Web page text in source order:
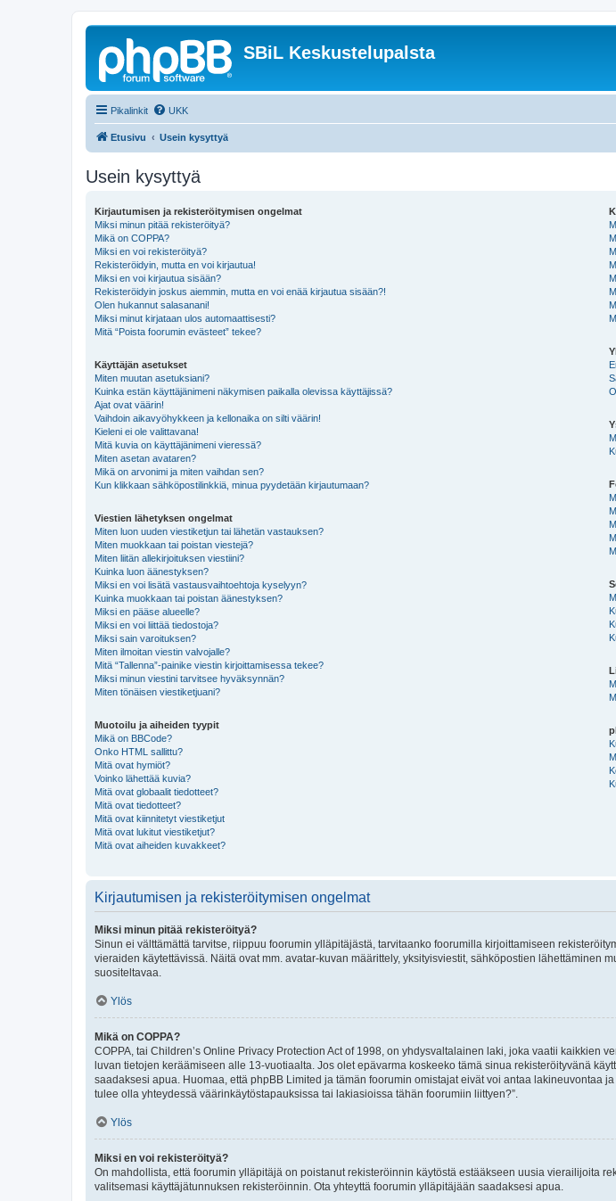
SBiL Keskustelupalsta
Pikalinkit UKK
Etusivu Usein kysyttyä
Usein kysyttyä
Kirjautumisen ja rekisteröitymisen ongelmat
Miksi minun pitää rekisteröityä?
Mikä on COPPA?
Miksi en voi rekisteröityä?
Rekisteröidyin, mutta en voi kirjautua!
Miksi en voi kirjautua sisään?
Rekisteröidyin joskus aiemmin, mutta en voi enää kirjautua sisään?!
Olen hukannut salasanani!
Miksi minut kirjataan ulos automaattisesti?
Mitä “Poista foorumin evästeet” tekee?
Käyttäjän asetukset
Miten muutan asetuksiani?
Kuinka estän käyttäjänimeni näkymisen paikalla olevissa käyttäjissä?
Ajat ovat väärin!
Vaihdoin aikavyöhykkeen ja kellonaika on silti väärin!
Kieleni ei ole valittavana!
Mitä kuvia on käyttäjänimeni vieressä?
Miten asetan avataren?
Mikä on arvonimi ja miten vaihdan sen?
Kun klikkaan sähköpostilinkkiä, minua pyydetään kirjautumaan?
Viestien lähetyksen ongelmat
Miten luon uuden viestiketjun tai lähetän vastauksen?
Miten muokkaan tai poistan viestejä?
Miten liitän allekirjoituksen viestiini?
Kuinka luon äänestyksen?
Miksi en voi lisätä vastausvaihtoehtoja kyselyyn?
Kuinka muokkaan tai poistan äänestyksen?
Miksi en pääse alueelle?
Miksi en voi liittää tiedostoja?
Miksi sain varoituksen?
Miten ilmoitan viestin valvojalle?
Mitä “Tallenna”-painike viestin kirjoittamisessa tekee?
Miksi minun viestini tarvitsee hyväksynnän?
Miten tönäisen viestiketjuani?
Muotoilu ja aiheiden tyypit
Mikä on BBCode?
Onko HTML sallittu?
Mitä ovat hymiöt?
Voinko lähettää kuvia?
Mitä ovat globaalit tiedotteet?
Mitä ovat tiedotteet?
Mitä ovat kiinnitetyt viestiketjut
Mitä ovat lukitut viestiketjut?
Mitä ovat aiheiden kuvakkeet?
Kirjautumisen ja rekisteröitymisen ongelmat
Miksi minun pitää rekisteröityä?
Sinun ei välttämättä tarvitse, riippuu foorumin ylläpitäjästä, tarvitaanko foorumilla kirjoittamiseen
vieraiden käytettävissä. Näitä ovat mm. avatar-kuvan määrittely, yksityisviestit, sähköpostien
suositeltavaa.
Ylös
Mikä on COPPA?
COPPA, tai Children’s Online Privacy Protection Act of 1998, on yhdysvaltalainen laki, joka vaatii
luvan tietojen keräämiseen alle 13-vuotiaalta. Jos olet epävarma koskeeko tämä sinua rekisteröityvänä
saadaksesi apua. Huomaa, että phpBB Limited ja tämän foorumin omistajat eivät voi antaa lakineuvontaa
tulee olla yhteydessä väärinkäytöstapauksissa tai lakiasioissa tähän foorumiin liittyen?”.
Ylös
Miksi en voi rekisteröityä?
On mahdollista, että foorumin ylläpitäjä on poistanut rekisteröinnin käytöstä estääkseen uusia vierailijoita
valitsemasi käyttäjätunnuksen rekisteröinnin. Ota yhteyttä foorumin ylläpitäjään saadaksesi apua.